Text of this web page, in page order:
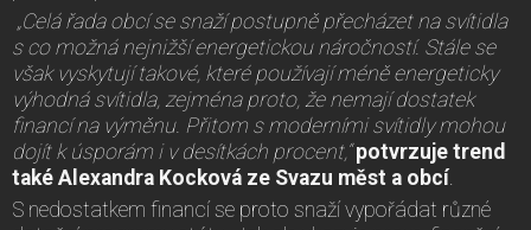
„Celá řada obcí se snaží postupně přecházet na svítidla
s co možná nejnižší energetickou náročností. Stále se
však vyskytují takové, které používají méně energeticky
výhodná svítidla, zejména proto, že nemají dostatek
financí na výměnu. Přitom s moderními svítidly mohou
dojít k úsporám i v desítkách procent,“potvrzuje trend
také Alexandra Kocková ze Svazu měst a obcí
S nedostatkem financí se proto snaží vypořádat různé